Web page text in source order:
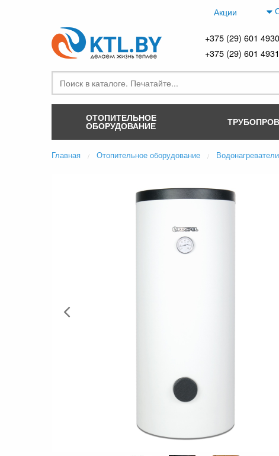
Акции
+375 (29) 601 4930
+375 (29) 601 4931
ОТОПИТЕЛЬНОЕ
ОБОРУДОВАНИЕ
Главная Отопительное оборудование Водонагреватели